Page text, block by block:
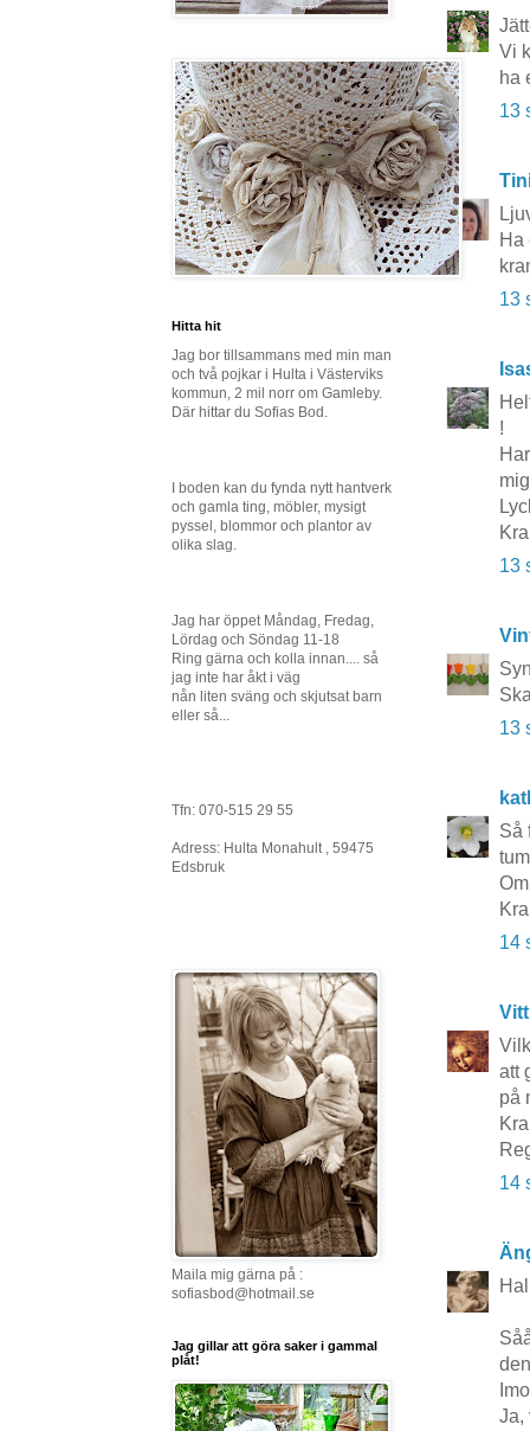
Vi
ha
13
Ha
13
!
13
13
Så
14
att
på
14
Ja,
Hitta hit
Jag bor tillsammans med min man
och två pojkar i Hulta i Västerviks
kommun, 2 mil norr om Gamleby.
Där hittar du Sofias Bod.
I boden kan du fynda nytt hantverk
och gamla ting, möbler, mysigt
pyssel, blommor och plantor av
olika slag.
Jag har öppet Måndag, Fredag,
Lördag och Söndag 11-18
Ring gärna och kolla innan.... så
jag inte har åkt i väg
nån liten sväng och skjutsat barn
eller så...
Tfn: 070-515 29 55
Adress: Hulta Monahult , 59475
Edsbruk
Maila mig gärna på :
sofiasbod@hotmail.se
Jag gillar att göra saker i gammal
plåt!